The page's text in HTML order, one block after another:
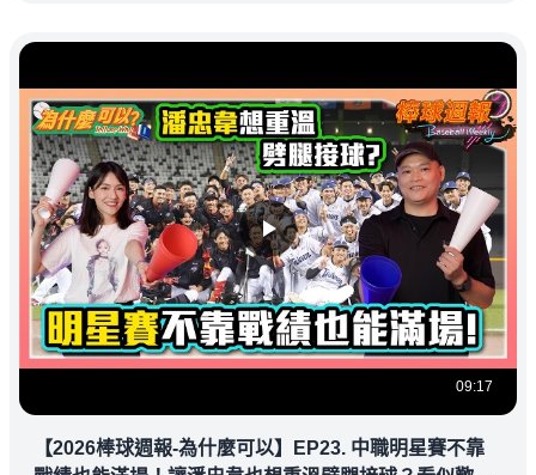
09:17
【2026棒球週報-為什麼可以】EP23. 中職明星賽不靠